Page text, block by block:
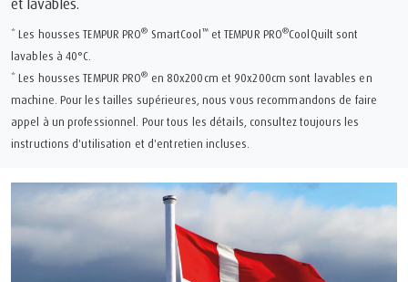
* Les housses TEMPUR PRO® SmartCool™et TEMPUR PRO®CoolQuilt sont
lavables à 40°C.
* Les housses TEMPUR PRO® en 80x200cm et 90x200cm sont lavables en
machine. Pour les tailles supérieures, nous vous recommandons de faire
appel à un professionnel. Pour tous les détails, consultez toujours les
instructions d'utilisation et d'entretien incluses.